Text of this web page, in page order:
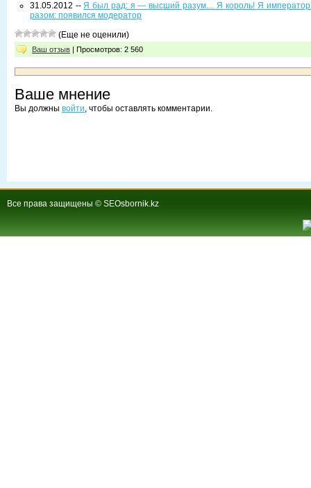
31.05.2012 --Я был рад: я — высший разум… Я король! Я
разом: появился модератор
(Еще не оценили)
Ваш отзыв | Просмотров: 2 560
Ваше мнение
Вы должны войти, чтобы оставлять комментарии.
Все права защищены © SEOsbornik.kz